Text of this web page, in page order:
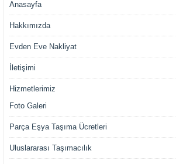
Anasayfa
Hakkımızda
Evden Eve Nakliyat
İletişimi
Hizmetlerimiz
Foto Galeri
Parça Eşya Taşıma Ücretleri
Uluslararası Taşımacılık